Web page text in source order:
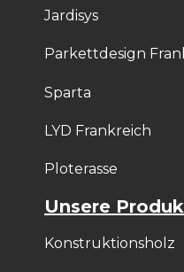
Jardisys
Parkettdesign
Sparta
LYD Frankreich
Ploterasse
Unsere
Konstruktionsholz